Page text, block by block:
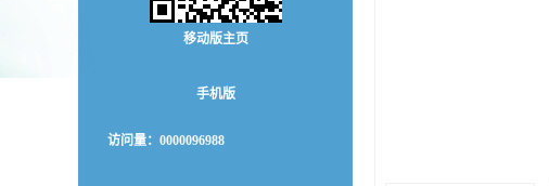
移动版主页
手机版
访问量： 0000096988